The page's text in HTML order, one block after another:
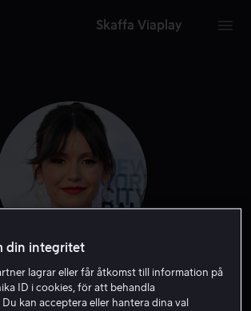
Skaffa Viaplay
Dobrev
din integritet
lagrar eller får åtkomst till information på
ID i cookies, för att behandla
kan acceptera eller hantera dina val